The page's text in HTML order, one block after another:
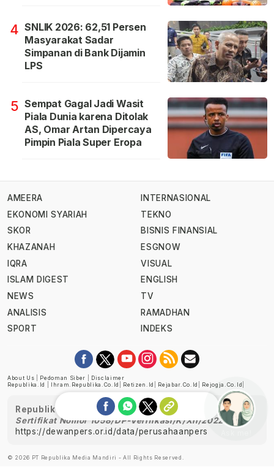
4 SNLIK 2026: 62,51 Persen
Masyarakat Sadar
Simpanan di Bank Dijamin
LPS
5 Sempat Gagal Jadi Wasit
Piala Dunia karena Ditolak
AS, Omar Artan Dipercaya
Pimpin Piala Super Eropa
AMEERA
EKONOMI SYARIAH
SKOR
KHAZANAH
IQRA
ISLAM DIGEST
NEWS
ANALISIS
SPORT
INTERNASIONAL
TEKNO
BISNIS FINANSIAL
ESGNOW
VISUAL
ENGLISH
TV
RAMADHAN
INDEKS
About Us Pedoman Siber
Disclaimer
Republika.id
Ihram.republika.co.id Retizen.id Rejabar.co.id Rejogja.co.id
Republika telah diverifikasi oleh Dewan Pers
Sertifikat Nomor 1058/DP-Verifikasi/K/XII/2022
https://dewanpers.or.id/data/perusahaanpers
© 2026 PT Republika Media Mandiri - All Rights Reserved.